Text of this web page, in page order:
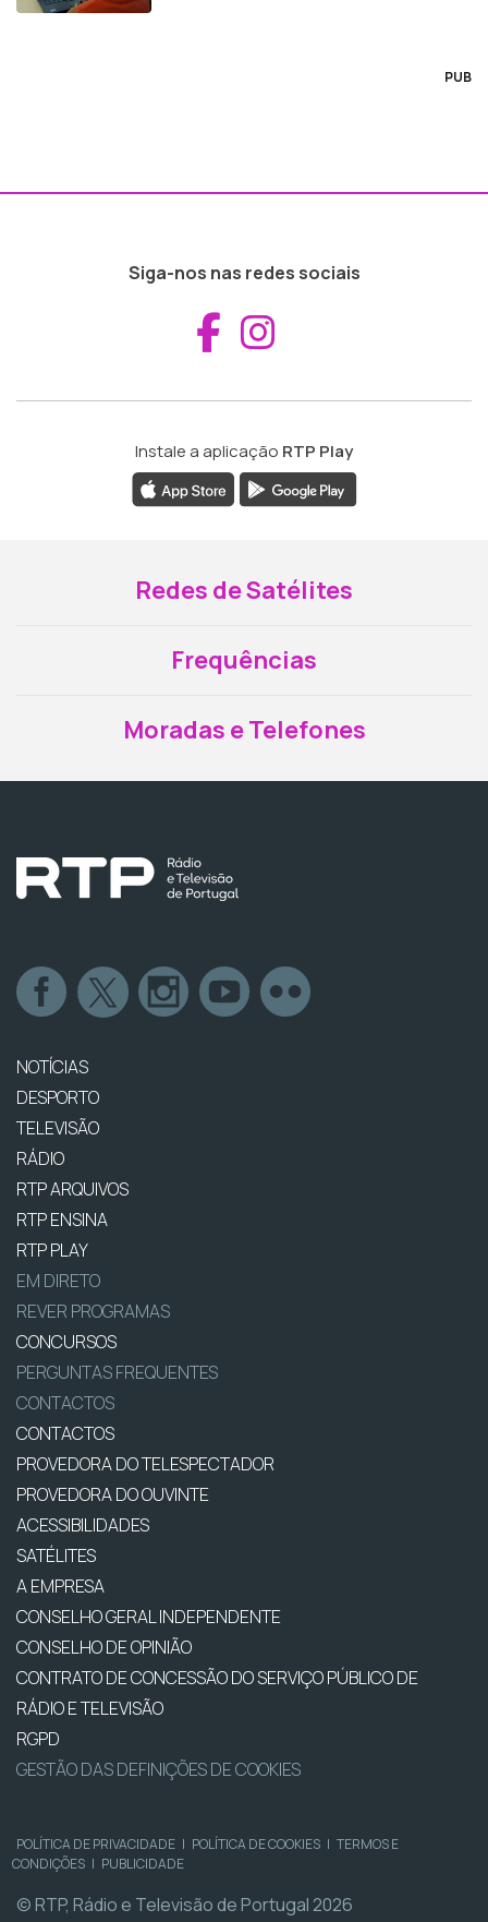
PUB
Siga-nos nas redes sociais
Aceder ao
Instale a aplicação RTP Play
Redes de Satélites
Frequências
Moradas e Telefones
NOTÍCIAS
DESPORTO
TELEVISÃO
RÁDIO
RTP ARQUIVOS
RTP ENSINA
RTP PLAY
EM DIRETO
REVER PROGRAMAS
CONCURSOS
PERGUNTAS FREQUENTES
CONTACTOS
CONTACTOS
PROVEDORA DO TELESPECTADOR
PROVEDORA DO OUVINTE
ACESSIBILIDADES
SATÉLITES
A EMPRESA
CONSELHO GERAL INDEPENDENTE
CONSELHO DE OPINIÃO
CONTRATO DE CONCESSÃO DO SERVIÇO PÚBLICO DE
RÁDIO E TELEVISÃO
RGPD
GESTÃO DAS DEFINIÇÕES DE COOKIES
POLÍTICA DE PRIVACIDADE | POLÍTICA DE COOKIES | TERMOS E
CONDIÇÕES | PUBLICIDADE
© RTP, Rádio e Televisão de Portugal 2026